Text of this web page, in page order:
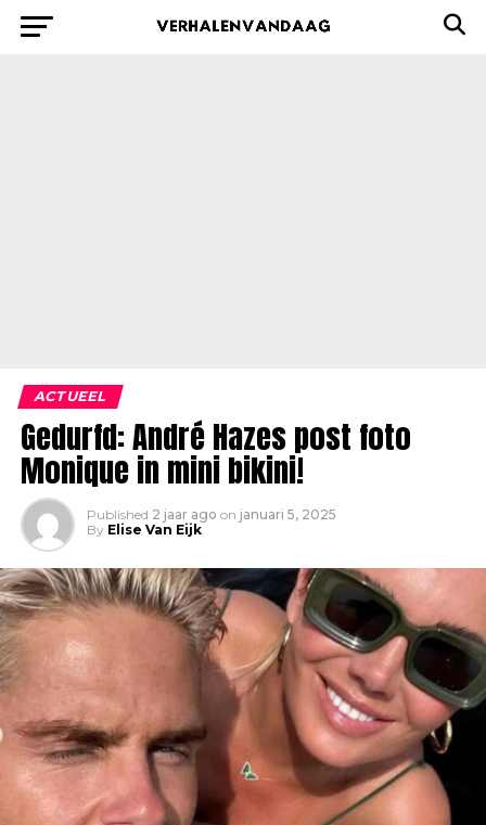
ACTUEEL
Gedurfd: André Hazes post foto
Monique in mini bikini!
Published 2 jaar ago on januari 5, 2025
By Elise Van Eijk